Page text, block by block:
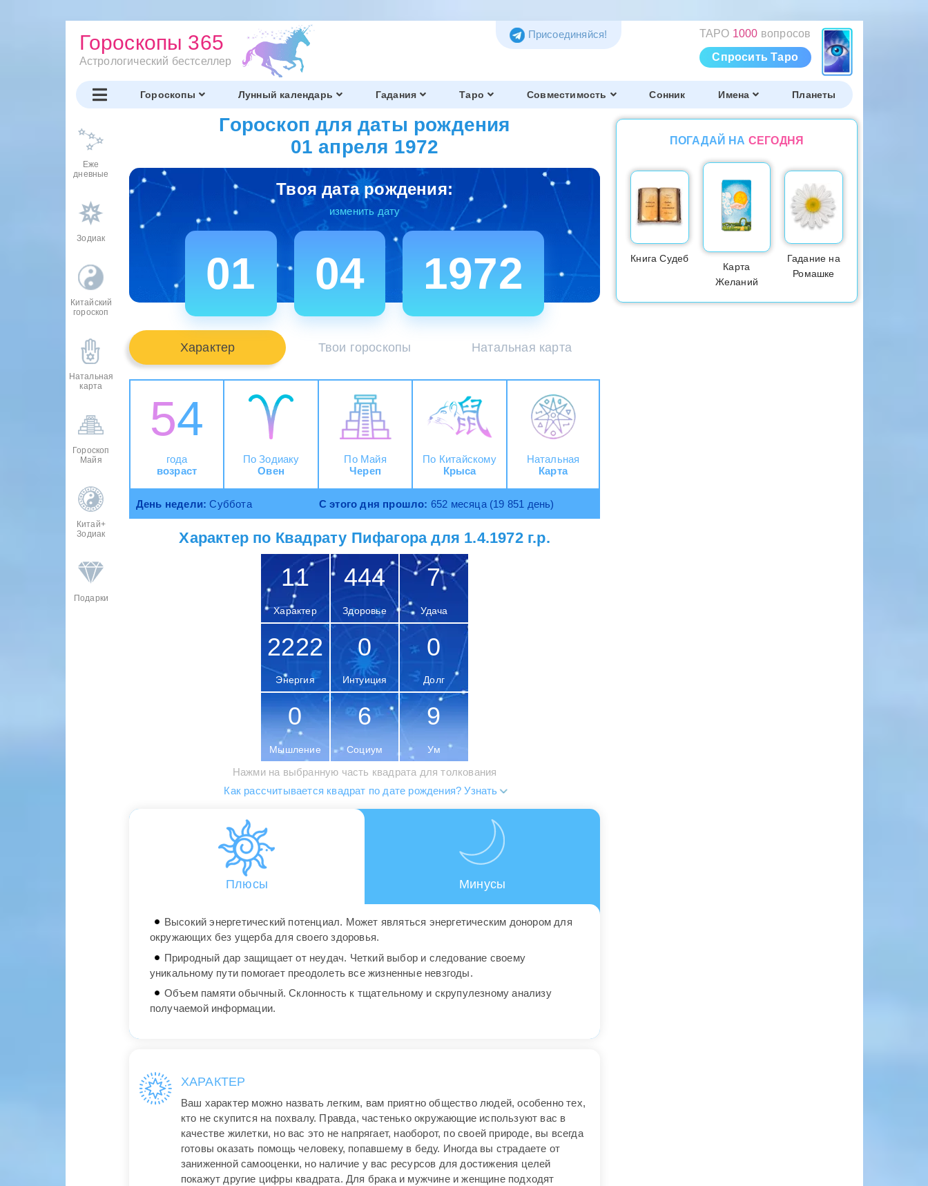
Гороскопы 365
Астрологический бестселлер
ТАРО 1000 вопросов
Спросить Таро
Присоединяйся!
Гороскопы Лунный календарь Гадания Таро Совместимость Сонник Имена Планеты
Еже
дневные
Зодиак
Китайский
гороскоп
Натальная
карта
Гороскоп
Майя
Китай+
Зодиак
Подарки
Гороскоп для даты рождения
01 апреля 1972
Твоя дата рождения:
изменить дату
01 04 1972
Характер Твои гороскопы Натальная карта
54
года
возраст
По Зодиаку
Овен
По Майя
Череп
По Китайскому
Крыса
Натальная
Карта
День недели: Суббота С этого дня прошло: 652 месяца (19 851 день)
Характер по Квадрату Пифагора для 1.4.1972 г.р.
11
Характер
444
Здоровье
7
Удача
2222
Энергия
0
Интуиция
0
Долг
0
Мышление
6
Социум
9
Ум
Нажми на выбранную часть квадрата для толкования
Как рассчитывается квадрат по дате рождения? Узнать
Плюсы Минусы
Высокий энергетический потенциал. Может являться энергетическим донором для
окружающих без ущерба для своего здоровья.
Природный дар защищает от неудач. Четкий выбор и следование своему
уникальному пути помогает преодолеть все жизненные невзгоды.
Объем памяти обычный. Склонность к тщательному и скрупулезному анализу
получаемой информации.
ХАРАКТЕР
Ваш характер можно назвать легким, вам приятно общество людей, особенно тех,
кто не скупится на похвалу. Правда, частенько окружающие используют вас в
качестве жилетки, но вас это не напрягает, наоборот, по своей природе, вы всегда
готовы оказать помощь человеку, попавшему в беду. Иногда вы страдаете от
заниженной самооценки, но наличие у вас ресурсов для достижения целей
покажут другие цифры квадрата. Для брака и мужчине и женщине подходят
ПОГАДАЙ НА СЕГОДНЯ
Книга Судеб
Карта
Желаний
Гадание на
Ромашке